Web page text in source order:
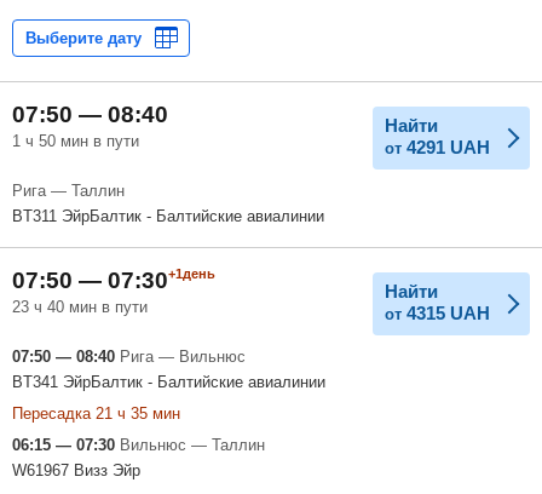
07:50 — 08:40
1 ч 50 мин в пути
Найти
от 4291 UAH
Рига — Таллин
BT311 ЭйрБалтик - Балтийские авиалинии
07:50 — 07:30+1день
23 ч 40 мин в пути
Найти
от 4315 UAH
07:50 — 08:40 Рига — Вильнюс
BT341 ЭйрБалтик - Балтийские авиалинии
Пересадка 21 ч 35 мин
06:15 — 07:30 Вильнюс — Таллин
W61967 Визз Эйр